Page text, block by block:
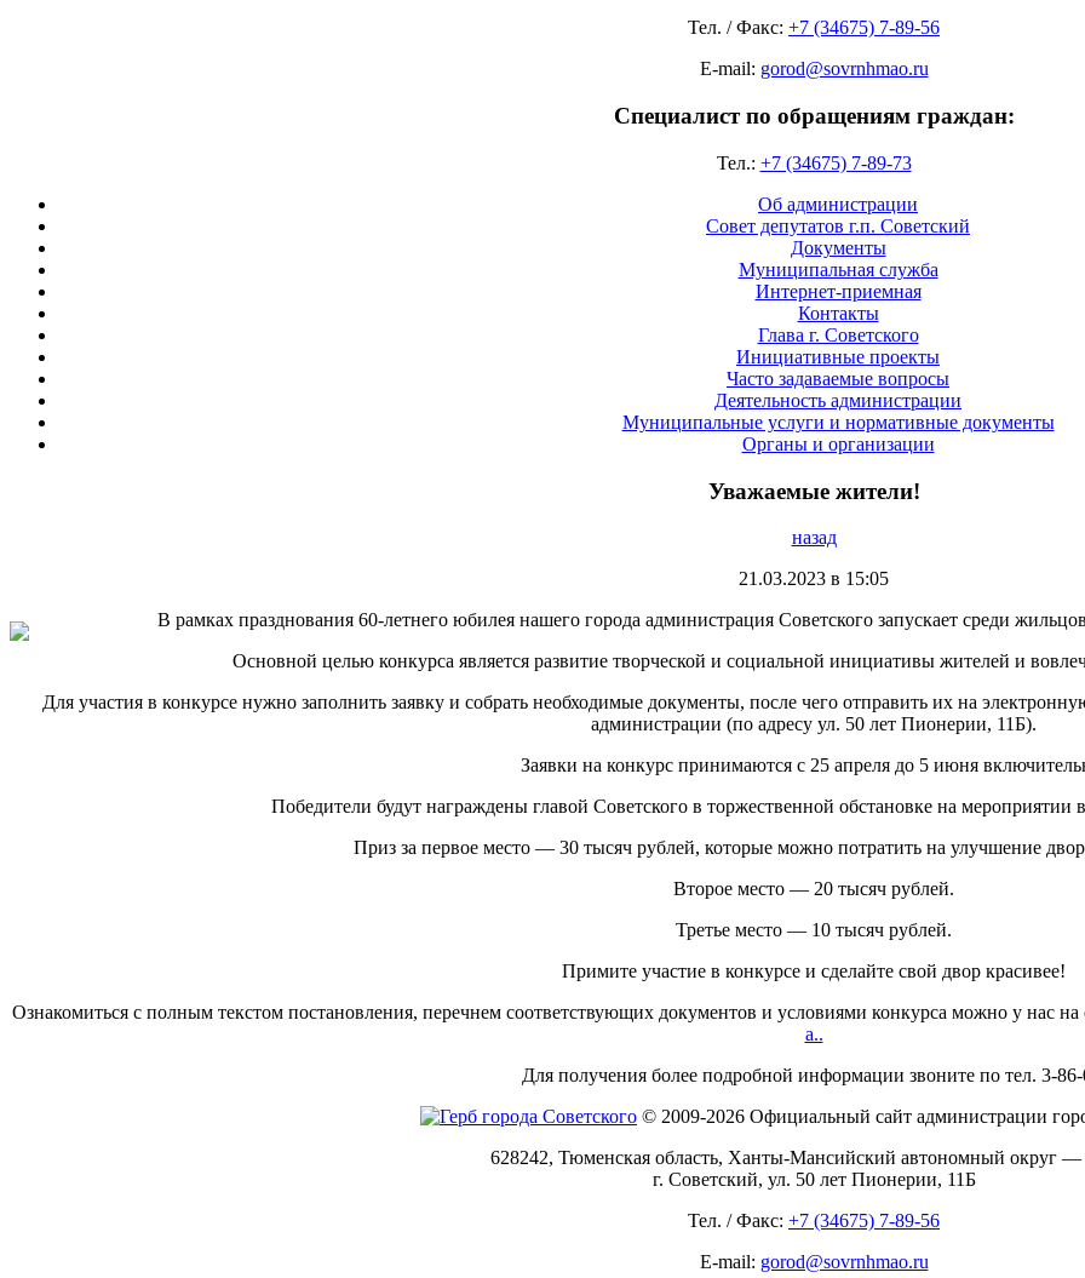
Тел. / Факс: +7 (34675) 7-89-56
E-mail: gorod@sovrnhmao.ru
Специалист по обращениям граждан:
Тел.: +7 (34675) 7-89-73
Об администрации
Совет депутатов г.п. Советский
Документы
Муниципальная служба
Интернет-приемная
Контакты
Глава г. Советского
Инициативные проекты
Часто задаваемые вопросы
Деятельность администрации
Муниципальные услуги и нормативные документы
Органы и организации
Уважаемые жители!
назад
21.03.2023 в 15:05
В рамках празднования 60-летнего юбилея нашего города администрация Советского запускает среди
Основной целью конкурса является развитие творческой и социальной инициативы жителей и
Для участия в конкурсе нужно заполнить заявку и собрать необходимые документы, после чего отправить их на
администрации (по адресу ул. 50 лет Пионерии, 11Б).
Заявки на конкурс принимаются с 25 апреля до 5 июня
Победители будут награждены главой Советского в торжественной обстановке на мероприятии
Приз за первое место — 30 тысяч рублей, которые можно потратить на улучшение
Второе место — 20 тысяч рублей.
Третье место — 10 тысяч рублей.
Примите участие в конкурсе и сделайте свой двор красивее!
Ознакомиться с полным текстом постановления, перечнем соответствующих документов и условиями конкурса можно у нас на
a..
Для получения более подробной информации звоните по тел. 3-86-
© 2009-2026 Официальный сайт администрации
628242, Тюменская область, Ханты-Мансийский автономный округ
г. Советский, ул. 50 лет Пионерии, 11Б
Тел. / Факс: +7 (34675) 7-89-56
E-mail: gorod@sovrnhmao.ru